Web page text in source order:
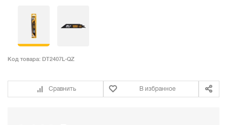
Код товара: DT2407L-QZ
Сравнить В избранное